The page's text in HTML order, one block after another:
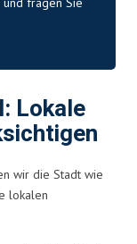
Lokale
wir die Stadt wie
lokalen